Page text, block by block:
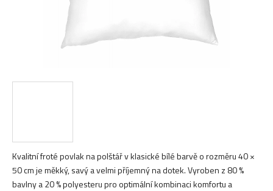
Kvalitní froté povlak na polštář v klasické bílé barvě o rozměru 40 ×
50 cm je měkký, savý a velmi příjemný na dotek. Vyroben z 80 %
bavlny a 20 % polyesteru pro optimální kombinaci komfortu a